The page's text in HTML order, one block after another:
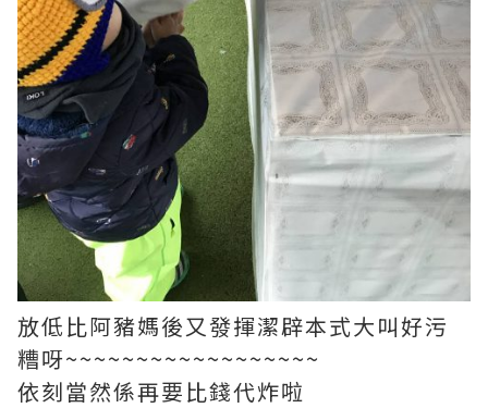
放低比阿豬媽後又發揮潔辟本式大叫好污
糟呀~~~~~~~~~~~~~~~~~~
依刻當然係再要比錢代炸啦